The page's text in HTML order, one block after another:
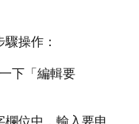
操作：
下「編輯要